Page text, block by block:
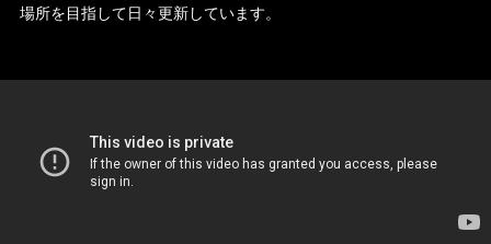
場所を目指して日々更新しています。